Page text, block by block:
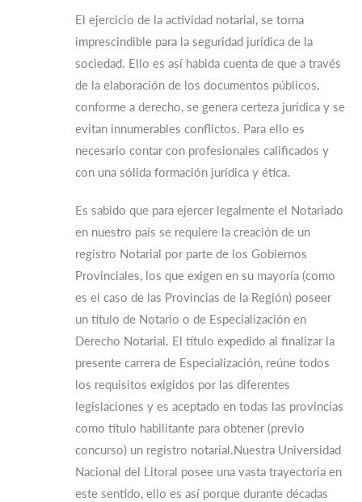
El ejercicio de la actividad notarial, se torna
imprescindible para la seguridad jurídica de la
sociedad. Ello es así habida cuenta de que a través
de la elaboración de los documentos públicos,
conforme a derecho, se genera certeza jurídica y se
evitan innumerables conflictos. Para ello es
necesario contar con profesionales calificados y
con una sólida formación jurídica y ética.
Es sabido que para ejercer legalmente el Notariado
en nuestro país se requiere la creación de un
registro Notarial por parte de los Gobiernos
Provinciales, los que exigen en su mayoría (como
es el caso de las Provincias de la Región) poseer
un título de Notario o de Especialización en
Derecho Notarial. El título expedido al finalizar la
presente carrera de Especialización, reúne todos
los requisitos exigidos por las diferentes
legislaciones y es aceptado en todas las provincias
como título habilitante para obtener (previo
concurso) un registro notarial.Nuestra Universidad
Nacional del Litoral posee una vasta trayectoria en
este sentido, ello es así porque durante décadas